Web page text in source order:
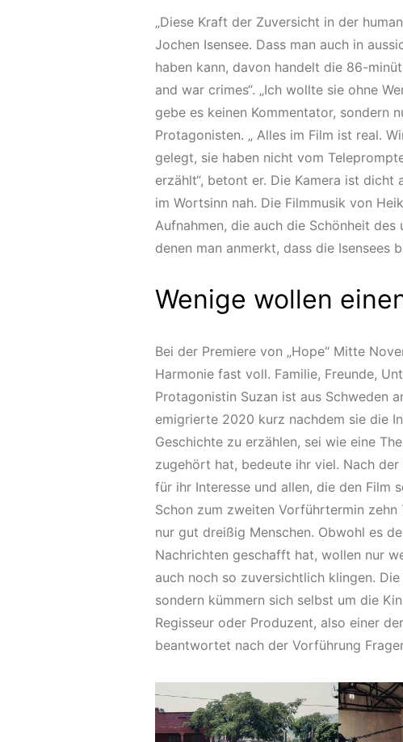
„Diese Kraft der Zuversicht in der
Jochen Isensee. Dass man auch in
haben kann, davon handelt die 86-
and war crimes“. „Ich wollte sie ohne
gebe es keinen Kommentator, sondern
Protagonisten. „ Alles im Film ist real.
gelegt, sie haben nicht vom
erzählt“, betont er. Die Kamera ist
im Wortsinn nah. Die Filmmusik von
Aufnahmen, die auch die Schönheit
denen man anmerkt, dass die Isensees
Wenige wollen
Bei der Premiere von „Hope“ Mitte
Harmonie fast voll. Familie, Freunde,
Protagonistin Suzan ist aus Schweden
emigrierte 2020 kurz nachdem sie die
Geschichte zu erzählen, sei wie eine
zugehört hat, bedeute ihr viel. Nach
für ihr Interesse und allen, die den Film
Schon zum zweiten Vorführtermin
nur gut dreißig Menschen. Obwohl es
Nachrichten geschafft hat, wollen nur
auch noch so zuversichtlich klingen.
sondern kümmern sich selbst um die
Regisseur oder Produzent, also einer
beantwortet nach der Vorführung